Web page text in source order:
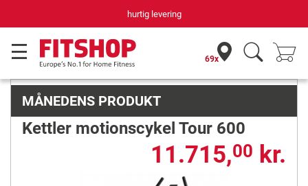
hurtig levering
69x
MÅNEDENS PRODUKT
Kettler motionscykel Tour 600
11.715,00 kr.